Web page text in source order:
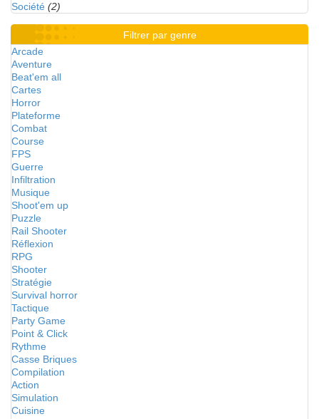
Société (2)
Filtrer par genre
Arcade
Aventure
Beat'em all
Cartes
Horror
Plateforme
Combat
Course
FPS
Guerre
Infiltration
Musique
Shoot'em up
Puzzle
Rail Shooter
Réflexion
RPG
Shooter
Stratégie
Survival horror
Tactique
Party Game
Point & Click
Rythme
Casse Briques
Compilation
Action
Simulation
Cuisine